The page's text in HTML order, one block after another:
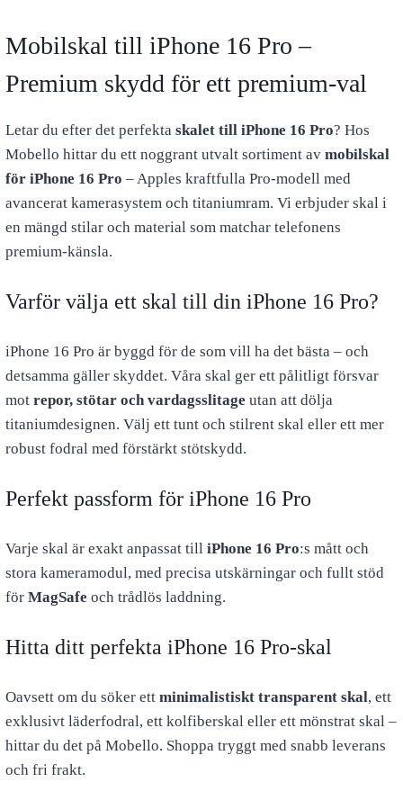
Mobilskal till iPhone 16 Pro –
Premium skydd för ett premium-val
Letar du efter det perfektaskalet till iPhone 16 Pro? Hos
Mobello hittar du ett noggrant utvalt sortiment avmobilskal
för iPhone 16 Pro – Apples kraftfulla Pro-modell med
avancerat kamerasystem och titaniumram. Vi erbjuder skal i
en mängd stilar och material som matchar telefonens
premium-känsla.
Varför välja ett skal till din iPhone 16 Pro?
iPhone 16 Pro är byggd för de som vill ha det bästa – och
detsamma gäller skyddet. Våra skal ger ett pålitligt försvar
motrepor, stötar och vardagsslitage utan att dölja
titaniumdesignen. Välj ett tunt och stilrent skal eller ett mer
robust fodral med förstärkt stötskydd.
Perfekt passform för iPhone 16 Pro
Varje skal är exakt anpassat tilliPhone 16 Pro:s mått och
stora kameramodul, med precisa utskärningar och fullt stöd
förMagSafe och trådlös laddning.
Hitta ditt perfekta iPhone 16 Pro-skal
Oavsett om du söker ettminimalistiskt transparent skal, ett
exklusivt läderfodral, ett kolfiberskal eller ett mönstrat skal –
hittar du det på Mobello. Shoppa tryggt med snabb leverans
och fri frakt.